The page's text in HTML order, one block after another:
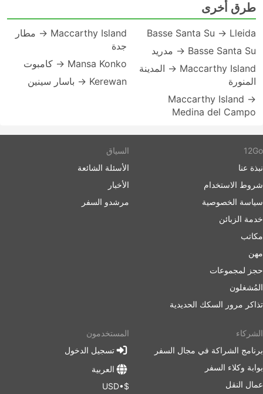
طرق أخرى
Basse Santa Su → Lleida
Basse Santa Su → مدريد
Maccarthy Island → المدينة
المنورة
Maccarthy Island →
Medina del Campo
Maccarthy Island → مطار
جدة
Mansa Konko → كامبوت
Kerewan → باسار سينين
12Go
نبذة عنا
شروط الاستخدام
سياسة الخصوصية
خدمة الزبائن
مكاتب
مهن
حجز لمجموعات
المُشغلون
تذاكر مرور السكك الحديدية
السياق
الأسئلة الشائعة
الأخبار
مرشدو السفر
الشركاء
برنامج الشراكة في مجال السفر
بوابة وكلاء السفر
عمال النقل
المستخدمون
تسجيل الدخول
العربية
$•USD